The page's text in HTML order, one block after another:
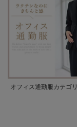
オフィス通勤服カテゴリ